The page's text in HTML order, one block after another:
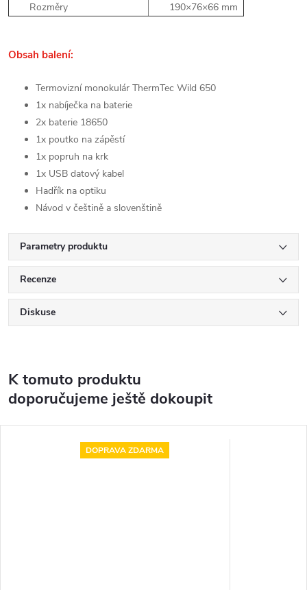
Rozměry 190×76×66 mm
Obsah balení:
Termovizní monokulár ThermTec Wild 650
1x nabíječka na baterie
2x baterie 18650
1x poutko na zápěstí
1x popruh na krk
1x USB datový kabel
Hadřík na optiku
Návod v češtině a slovenštině
Parametry produktu
Recenze
Diskuse
K tomuto produktu
doporučujeme ještě dokoupit
DOPRAVA ZDARMA